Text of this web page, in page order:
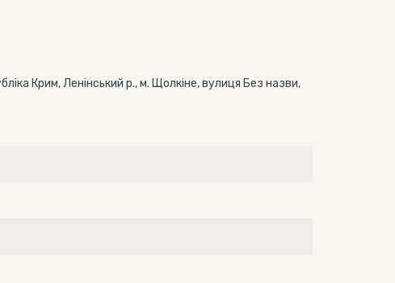
Крим, Ленінський р., м. Щолкіне, вулиця Без назви,